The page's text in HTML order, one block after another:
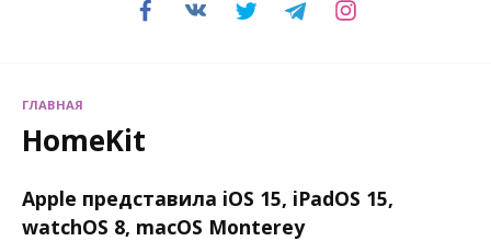
ГЛАВНАЯ
HomeKit
Apple представила iOS 15, iPadOS 15,
watchOS 8, macOS Monterey